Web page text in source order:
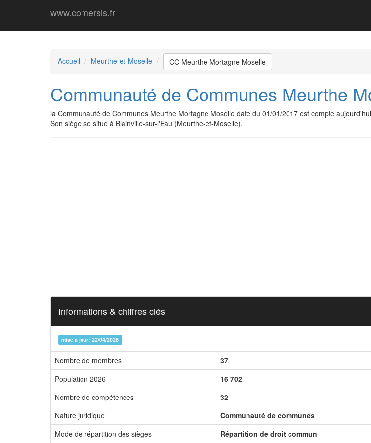
www.comersis.fr
Accueil Meurthe-et-Moselle CC Meurthe Mortagne Moselle
Communauté de Communes Meurthe
la Communauté de Communes Meurthe Mortagne Moselle date du 01/01/2017 est compte
Son siège se situe à Blainville-sur-l'Eau (Meurthe-et-Moselle).
Informations & chiffres clés
mise à jour: 22/04/2026
Nombre de membres 37
Population 2026
16 702
Nombre de compétences
32
Nature juridique
Communauté de communes
Mode de répartition des sièges
Répartition de droit commun